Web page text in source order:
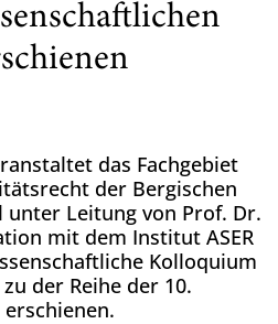
das Fachgebiet
der Bergischen
Leitung von Prof. Dr.
mit dem Institut ASER
Kolloquium
der Reihe der 10.